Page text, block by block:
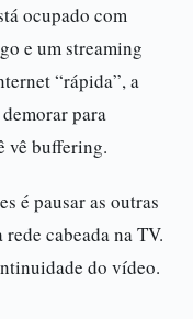
ocupado com
e um streaming
“rápida”, a
para
vê buffering.
é pausar as outras
cabeada na TV.
do vídeo.